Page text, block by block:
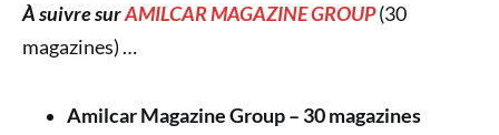
À suivre surAMILCAR MAGAZINE GROUP(30
magazines) …
Amilcar Magazine Group – 30 magazines